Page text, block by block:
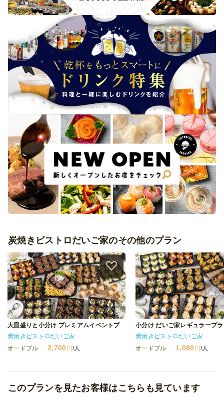
炭焼きビストロだいご家のその他のプラン
大皿盛りと小分け プレミアムイベントプラン
炭焼きビストロだいご家
オードブル
2,700 円/人
小分け だいご家レギュラープ
炭焼きビストロだいご家
オードブル
1,080 円/人
このプランを見たお客様はこちらも見ています